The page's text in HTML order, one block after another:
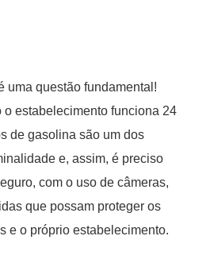
uma questão fundamental!
o estabelecimento funciona 24
de gasolina são um dos
e, assim, é preciso
com o uso de câmeras,
que possam proteger os
e o próprio estabelecimento.